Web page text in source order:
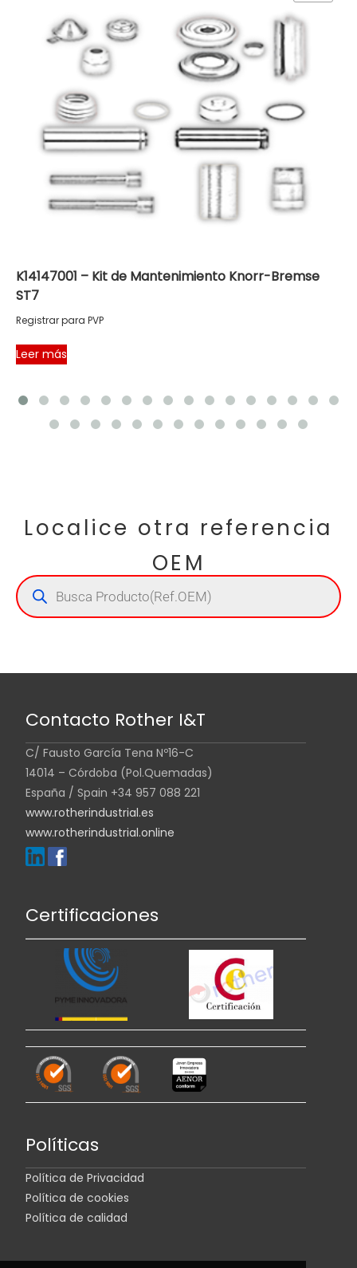
K14147001 – Kit de Mantenimiento Knorr-Bremse
ST7
Registrar para PVP
Leer más
Localice otra referencia
OEM
Contacto Rother I&T
C/ Fausto García Tena Nº16-C
14014 – Córdoba (Pol.Quemadas)
España / Spain +34 957 088 221
www.rotherindustrial.es
www.rotherindustrial.online
Certificaciones
Políticas
Política de Privacidad
Política de cookies
Política de calidad